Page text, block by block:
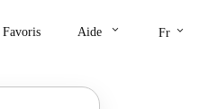
Favoris Aide keyboard_arrow_down Fr keyboard_arrow_down